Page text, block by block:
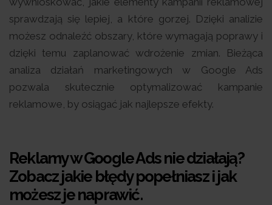
sprawdzają się lepiej, a które gorzej. Dzięki analizie
możesz odnaleźć obszary, które wymagają poprawy i
dzięki temu zaplanować wdrożenie zmian. Bieżąca
analiza działań marketingowych w Google Ads
pozwala skutecznie optymalizować kampanie
reklamowe, by osiągać jak najlepsze efekty.
Reklamy w Google Ads nie działają?
Zobacz jakie błędy popełniasz i jak
możesz je naprawić.